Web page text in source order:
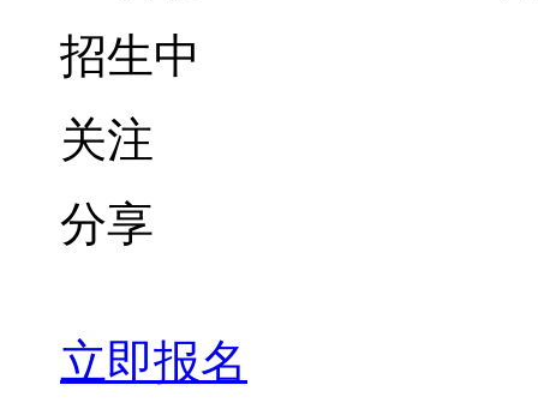
招生中
关注
分享
立即报名